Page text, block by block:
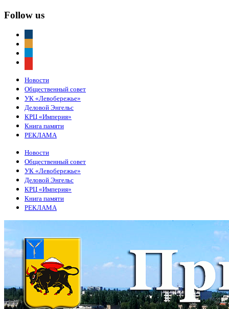
Follow us
Новости
Общественный совет
УК «Левобережье»
Деловой Энгельс
КРЦ «Империя»
Книга памяти
РЕКЛАМА
Новости
Общественный совет
УК «Левобережье»
Деловой Энгельс
КРЦ «Империя»
Книга памяти
РЕКЛАМА